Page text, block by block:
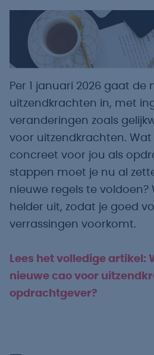
Per 1 januari 2026 gaat de
uitzendkrachten in, met
veranderingen zoals
voor uitzendkrachten.
concreet voor jou als
stappen moet je nu al
nieuwe regels te voldoen?
helder uit, zodat je goed
verrassingen voorkomt.
Lees het volledige artikel:
nieuwe cao voor
opdrachtgever?